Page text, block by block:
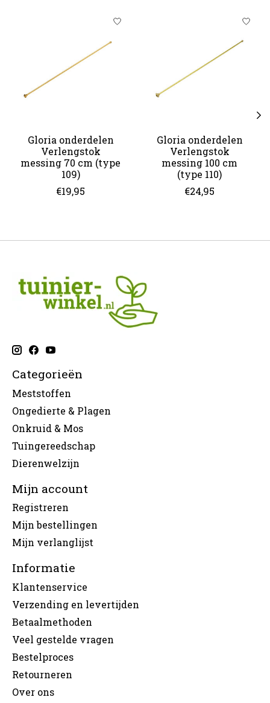
Items van productcarrousel
Gloria onderdelen
Verlengstok
messing 70 cm (type
109)
€19,95
Gloria onderdelen
Verlengstok
messing 100 cm
(type 110)
€24,95
Categorieën
Meststoffen
Ongedierte & Plagen
Onkruid & Mos
Tuingereedschap
Dierenwelzijn
Mijn account
Registreren
Mijn bestellingen
Mijn verlanglijst
Informatie
Klantenservice
Verzending en levertijden
Betaalmethoden
Veel gestelde vragen
Bestelproces
Retourneren
Over ons